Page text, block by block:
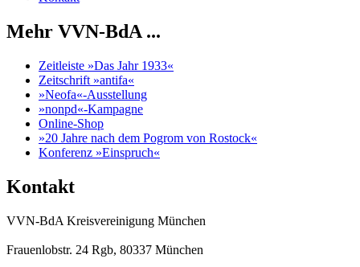
Mehr VVN-BdA ...
Zeitleiste »Das Jahr 1933«
Zeitschrift »antifa«
»Neofa«-Ausstellung
»nonpd«-Kampagne
Online-Shop
»20 Jahre nach dem Pogrom von Rostock«
Konferenz »Einspruch«
Kontakt
VVN-BdA Kreisvereinigung München
Frauenlobstr. 24 Rgb, 80337 München